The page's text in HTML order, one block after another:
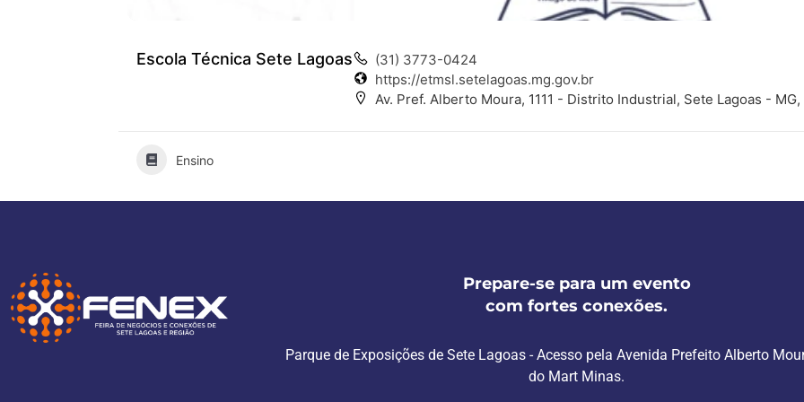
Escola Técnica Sete Lagoas
(31) 3773-0424
https://etmsl.setelagoas.mg.gov.br
Av. Pref. Alberto Moura, 1111 - Distrito Industrial, Sete Lagoas -
Ensino
Prepare-se para um evento
com fortes conexões.
Parque de Exposições de Sete Lagoas - Acesso pela Avenida Prefeito Alberto
do Mart Minas.